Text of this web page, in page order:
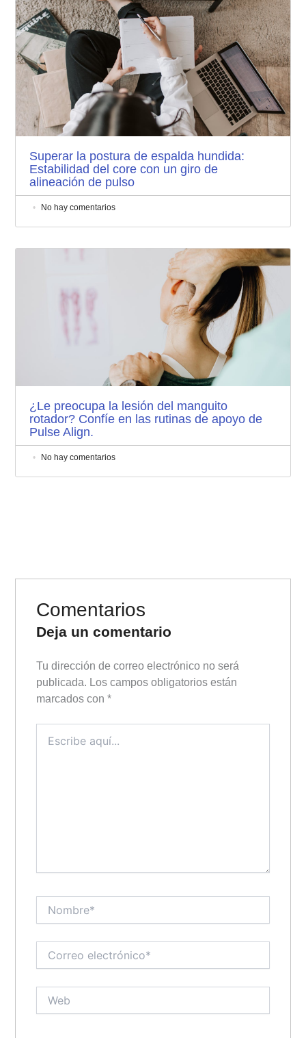
Superar la postura de espalda hundida:
Estabilidad del core con un giro de
alineación de pulso
No hay comentarios
¿Le preocupa la lesión del manguito
rotador? Confíe en las rutinas de apoyo de
Pulse Align.
No hay comentarios
Comentarios
Deja un comentario
Tu dirección de correo electrónico no será
publicada. Los campos obligatorios están
marcados con*
aquí...
electrónico*